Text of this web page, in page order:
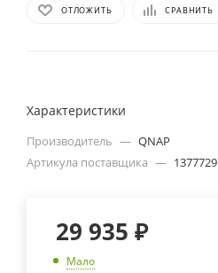
ОТЛОЖИТЬ СРАВНИТЬ
Характеристики
Производитель — QNAP
Артикула поставщика — 1377729
29 935 ₽
Мало